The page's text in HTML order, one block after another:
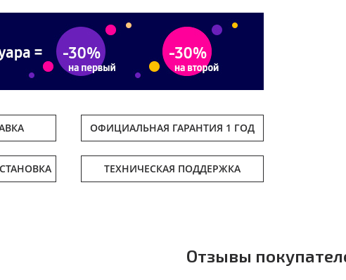
ОФИЦИАЛЬНАЯ ГАРАНТИЯ 1 ГОД
ТЕХНИЧЕСКАЯ ПОДДЕРЖКА
Отзывы